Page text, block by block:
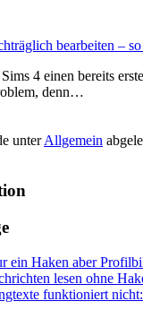
bearbeiten – so
4 einen bereits
denn…
unterAllgemein
ein Haken aber
lesen ohne
funktioniert